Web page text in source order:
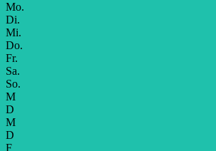
Mo.
Di.
Mi.
Do.
Fr.
Sa.
So.
M
D
M
D
F